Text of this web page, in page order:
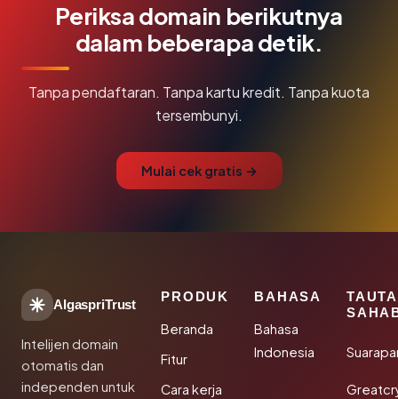
Periksa domain berikutnya
dalam beberapa detik.
Tanpa pendaftaran. Tanpa kartu kredit. Tanpa kuota
tersembunyi.
Mulai cek gratis →
AlgaspriTrust
Intelijen domain
otomatis dan
independen untuk
PRODUK
Beranda
Fitur
Cara kerja
BAHASA
Bahasa
Indonesia